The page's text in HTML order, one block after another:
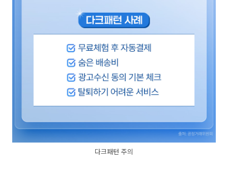
다크패턴 주의